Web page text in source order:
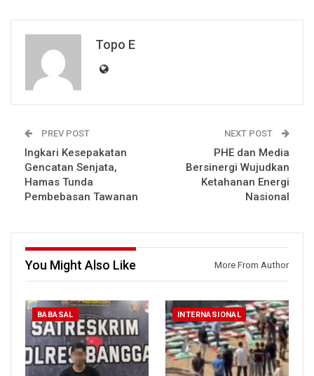
Topo E
PREV POST
Ingkari Kesepakatan
Gencatan Senjata,
Hamas Tunda
Pembebasan Tawanan
NEXT POST
PHE dan Media
Bersinergi Wujudkan
Ketahanan Energi
Nasional
You Might Also Like More From Author
BABASAL INTERNASIONAL